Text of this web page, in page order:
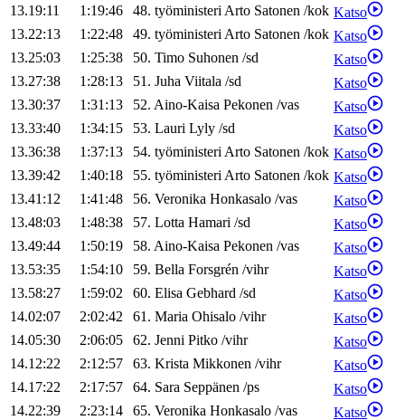
13.19:11
1:19:46 48. työministeriArto Satonen /kok Katso
13.22:13
1:22:48 49. työministeriArto Satonen /kok Katso
13.25:03
1:25:38 50. Timo Suhonen /sd
Katso
13.27:38
1:28:13 51. Juha Viitala /sd
Katso
13.30:37
1:31:13 52. Aino-Kaisa Pekonen /vas
Katso
13.33:40
1:34:15 53. Lauri Lyly /sd
Katso
13.36:38
1:37:13 54. työministeriArto Satonen /kok Katso
13.39:42
1:40:18 55. työministeriArto Satonen /kok Katso
13.41:12
1:41:48 56. Veronika Honkasalo /vas
Katso
13.48:03
1:48:38 57. Lotta Hamari /sd
Katso
13.49:44
1:50:19 58. Aino-Kaisa Pekonen /vas
Katso
13.53:35
1:54:10 59. Bella Forsgrén /vihr
Katso
13.58:27
1:59:02 60. Elisa Gebhard /sd
Katso
14.02:07
2:02:42 61. Maria Ohisalo /vihr
Katso
14.05:30
2:06:05 62. Jenni Pitko /vihr
Katso
14.12:22
2:12:57 63. Krista Mikkonen /vihr
Katso
14.17:22
2:17:57 64. Sara Seppänen /ps
Katso
14.22:39
2:23:14 65. Veronika Honkasalo /vas Katso